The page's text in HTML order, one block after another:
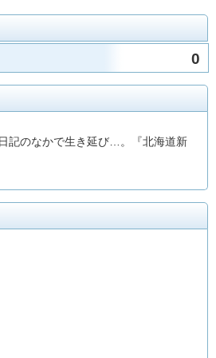
0
記のなかで生き延び…。『北海道新